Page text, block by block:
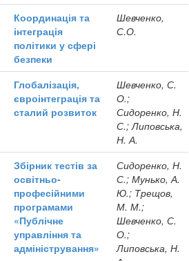
Координація та
інтеграція
політики у сфері
безпеки
Шевченко,
С.О.
Глобалізація,
євроінтеграція та
сталий розвиток
Шевченко, С.
О.;
Сидоренко, Н.
С.; Липовська,
Н. А.
Збірник тестів за
освітньо-
професійними
програмами
«Публічне
управління та
адміністрування»
Сидоренко, Н.
С.; Мунько, А.
Ю.; Трещов,
М. М.;
Шевченко, С.
О.;
Липовська, Н.